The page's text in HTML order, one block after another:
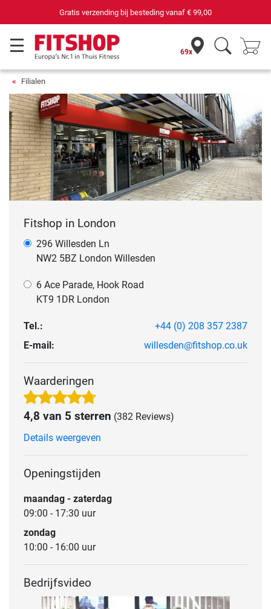
Gratis verzending bij besteding vanaf € 99,00
69x
Filialen
Fitshop in London
296 Willesden Ln
NW2 5BZ London Willesden
6 Ace Parade, Hook Road
KT9 1DR London
Tel.:
+44 (0) 208 357 2387
E-mail:
willesden@fitshop.co.uk
Waarderingen
4,8 van 5 sterren (382 Reviews)
Details weergeven
Openingstijden
maandag - zaterdag
09:00 - 17:30 uur
zondag
10:00 - 16:00 uur
Bedrijfsvideo